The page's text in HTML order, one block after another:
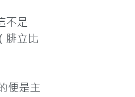
不是
腓立比
便是主